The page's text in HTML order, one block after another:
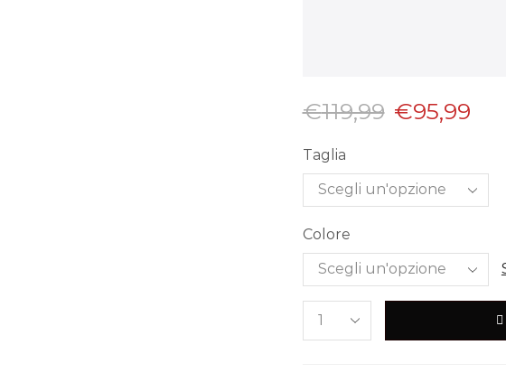
€119,99 €95,99
Taglia
Colore